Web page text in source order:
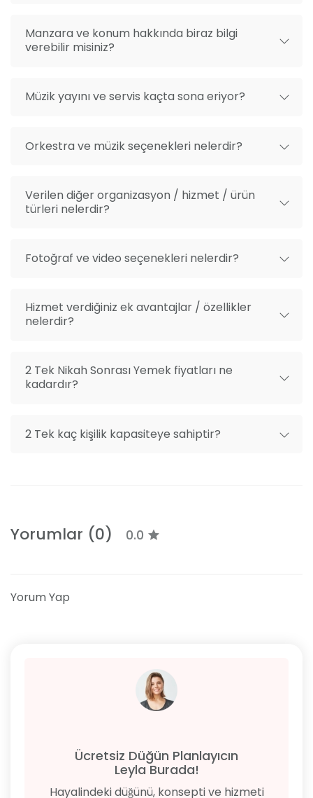
Manzara ve konum hakkında biraz bilgi
verebilir misiniz?
Müzik yayını ve servis kaçta sona eriyor?
Orkestra ve müzik seçenekleri nelerdir?
Verilen diğer organizasyon / hizmet / ürün
türleri nelerdir?
Fotoğraf ve video seçenekleri nelerdir?
Hizmet verdiğiniz ek avantajlar / özellikler
nelerdir?
2 Tek Nikah Sonrası Yemek fiyatları ne
kadardır?
2 Tek kaç kişilik kapasiteye sahiptir?
Yorumlar (0) 0.0
Yorum Yap
Ücretsiz Düğün Planlayıcın
Leyla Burada!
Hayalindeki düğünü, konsepti ve hizmeti